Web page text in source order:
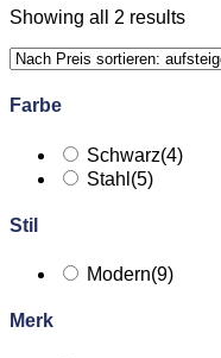
Showing all 2 results
Farbe
Schwarz(4)
Stahl (5)
Stil
Modern(9)
Merk